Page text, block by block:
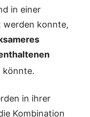
in einer
werden konnte,
könnte.
in ihrer
Kombination